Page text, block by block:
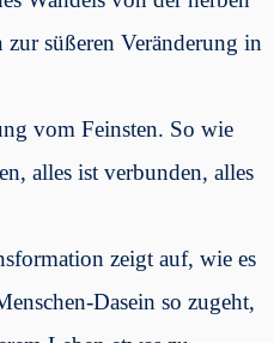
süßeren Veränderung in
vom Feinsten. So wie
alles ist verbunden, alles
zeigt auf, wie es
Dasein so zugeht,